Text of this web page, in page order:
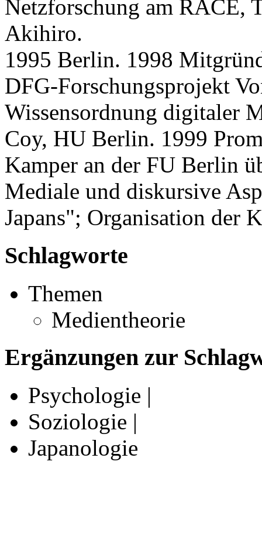
Netzforschung am RACE,
Akihiro.
1995 Berlin. 1998
DFG-Forschungsprojekt
Wissensordnung digitaler
Coy, HU Berlin. 1999
Kamper an der FU Berlin
Mediale und diskursive
Japans"; Organisation der
Schlagworte
Themen
Medientheorie
Ergänzungen zur
Psychologie |
Soziologie |
Japanologie